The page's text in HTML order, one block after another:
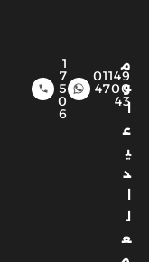
م
و
ا
ع
ي
د
ل
ع
01149
4700
43
1
7
5
0
6